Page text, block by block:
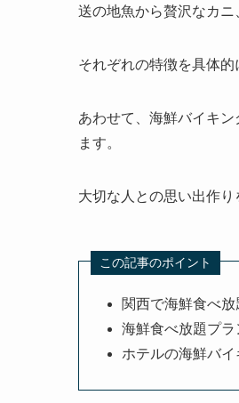
送の地魚から贅沢なカニ
それぞれの特徴を具体的
あわせて、海鮮バイキ
ます。
大切な人との思い出作
この記事のポイント
関西で海鮮食べ
海鮮食べ放題プ
ホテルの海鮮バ